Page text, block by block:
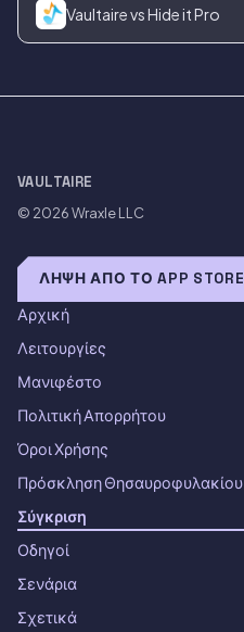
Vaultaire vs Hide it Pro
VAULTAIRE
© 2026Wraxle LLC
ΛΉΨΗ ΑΠΌ ΤΟ APP STORE
Αρχική
Λειτουργίες
Μανιφέστο
Πολιτική Απορρήτου
Όροι Χρήσης
Πρόσκληση Θησαυροφυλακίου
Σύγκριση
Οδηγοί
Σενάρια
Σχετικά